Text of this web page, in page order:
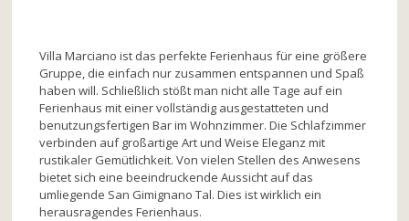
Villa Marciano ist das perfekte Ferienhaus für eine größere
Gruppe, die einfach nur zusammen entspannen und Spaß
haben will. Schließlich stößt man nicht alle Tage auf ein
Ferienhaus mit einer vollständig ausgestatteten und
benutzungsfertigen Bar im Wohnzimmer. Die Schlafzimmer
verbinden auf großartige Art und Weise Eleganz mit
rustikaler Gemütlichkeit. Von vielen Stellen des Anwesens
bietet sich eine beeindruckende Aussicht auf das
umliegende San Gimignano Tal. Dies ist wirklich ein
herausragendes Ferienhaus.